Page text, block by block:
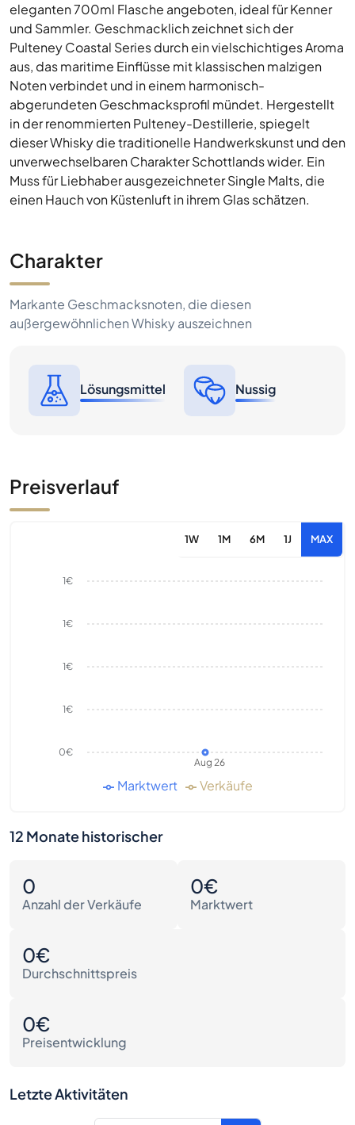
eleganten 700ml Flasche angeboten, ideal für Kenner
und Sammler. Geschmacklich zeichnet sich der
Pulteney Coastal Series durch ein vielschichtiges Aroma
aus, das maritime Einflüsse mit klassischen malzigen
Noten verbindet und in einem harmonisch-
abgerundeten Geschmacksprofil mündet. Hergestellt
in der renommierten Pulteney-Destillerie, spiegelt
dieser Whisky die traditionelle Handwerkskunst und den
unverwechselbaren Charakter Schottlands wider. Ein
Muss für Liebhaber ausgezeichneter Single Malts, die
einen Hauch von Küstenluft in ihrem Glas schätzen.
Charakter
Markante Geschmacksnoten, die diesen
außergewöhnlichen Whisky auszeichnen
Lösungsmittel Nussig
Preisverlauf
1W 1M 6M 1J MAX
Aug 26
0€
1€
1€
1€
1€
Marktwert Verkäufe
12 Monate historischer
0
Anzahl der Verkäufe
0€
Marktwert
0€
Durchschnittspreis
0€
Preisentwicklung
Letzte Aktivitäten